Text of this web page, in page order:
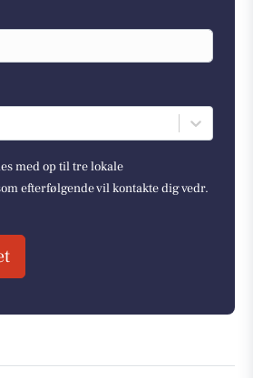
med op til tre lokale
efterfølgende vil kontakte dig vedr.